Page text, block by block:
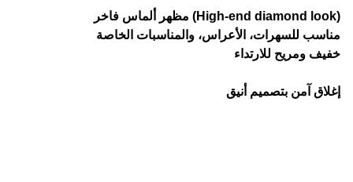
مظهر ألماس فاخر (High-end diamond look)
مناسب للسهرات، الأعراس، والمناسبات الخاصة
خفيف ومريح للارتداء
إغلاق آمن بتصميم أنيق